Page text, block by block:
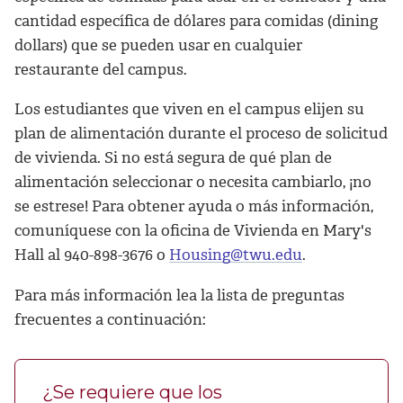
cantidad específica de dólares para comidas (dining
dollars) que se pueden usar en cualquier
restaurante del campus.
Los estudiantes que viven en el campus elijen su
plan de alimentación durante el proceso de solicitud
de vivienda. Si no está segura de qué plan de
alimentación seleccionar o necesita cambiarlo, ¡no
se estrese! Para obtener ayuda o más información,
comuníquese con la oficina de Vivienda en Mary's
Hall al 940-898-3676 o Housing@twu.edu.
Para más información lea la lista de preguntas
frecuentes a continuación:
¿Se requiere que los